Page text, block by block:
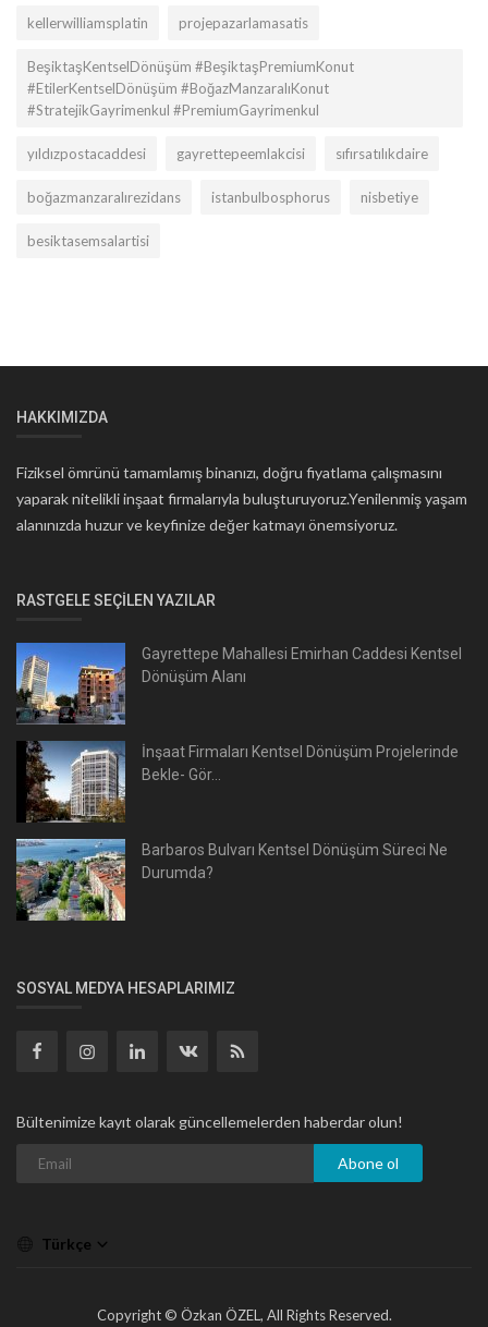
kellerwilliamsplatin projepazarlamasatis
BeşiktaşKentselDönüşüm #BeşiktaşPremiumKonut
#EtilerKentselDönüşüm #BoğazManzaralıKonut
#StratejikGayrimenkul #PremiumGayrimenkul
yıldızpostacaddesi gayrettepeemlakcisi sıfırsatılıkdaire
boğazmanzaralırezidans istanbulbosphorus nisbetiye
besiktasemsalartisi
HAKKIMIZDA
Fiziksel ömrünü tamamlamış binanızı, doğru fiyatlama çalışmasını
yaparak nitelikli inşaat firmalarıyla buluşturuyoruz.Yenilenmiş yaşam
alanınızda huzur ve keyfinize değer katmayı önemsiyoruz.
RASTGELE SEÇILEN YAZILAR
Gayrettepe Mahallesi Emirhan Caddesi Kentsel
Dönüşüm Alanı
İnşaat Firmaları Kentsel Dönüşüm Projelerinde
Bekle- Gör...
Barbaros Bulvarı Kentsel Dönüşüm Süreci Ne
Durumda?
SOSYAL MEDYA HESAPLARIMIZ
Bültenimize kayıt olarak güncellemelerden haberdar olun!
Abone ol
Türkçe
Copyright © Özkan ÖZEL, All Rights Reserved.